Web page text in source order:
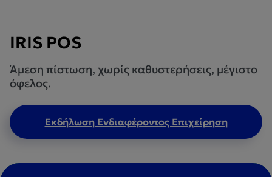
IRIS POS
Άμεση πίστωση, χωρίς καθυστερήσεις, μέγιστο
όφελος.
Εκδήλωση Ενδιαφέροντος Επιχείρηση